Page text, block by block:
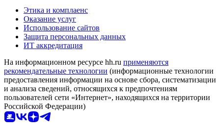
Этика и комплаенс
Оказание услуг
Использование сайтов
Защита персональных данных
ИТ аккредитация
На информационном ресурсе hh.ru применяются
рекомендательные технологии (информационные технологии
предоставления информации на основе сбора, систематизации
и анализа сведений, относящихся к предпочтениям
пользователей сети «Интернет», находящихся на территории
Российской Федерации)